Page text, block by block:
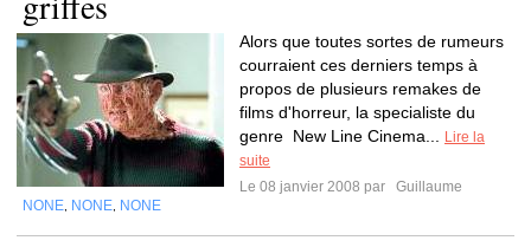
Alors que toutes sortes de rumeurs
courraient ces derniers temps à
propos de plusieurs remakes de
films d'horreur, la specialiste du
genre New Line Cinema...
Lire la
suite
Le 08 janvier 2008 par
Guillaume
NONE NONE NONE